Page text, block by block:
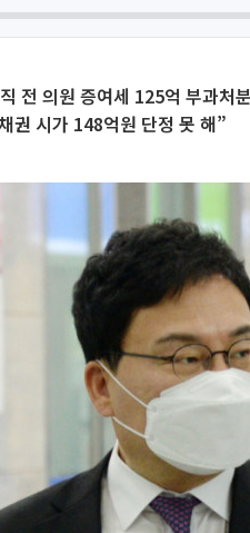
전 의원 증여세 125억 부과처
권 시가 148억원 단정 못 해”